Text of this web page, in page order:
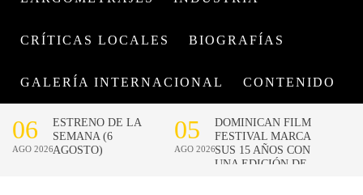
CRÍTICAS LOCALES BIOGRAFÍAS
GALERÍA INTERNACIONAL CONTENIDO